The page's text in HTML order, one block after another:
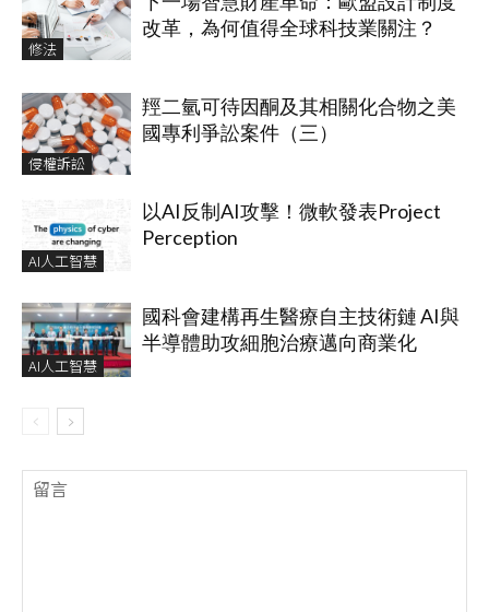
修法
改革，為何值得全球科技業關注？
侵權訴訟
羥二氫可待因酮及其相關化合物之美
國專利爭訟案件（三）
AI人工智慧
以AI反制AI攻擊！微軟發表Project
Perception
AI人工智慧
國科會建構再生醫療自主技術鏈 AI與
半導體助攻細胞治療邁向商業化